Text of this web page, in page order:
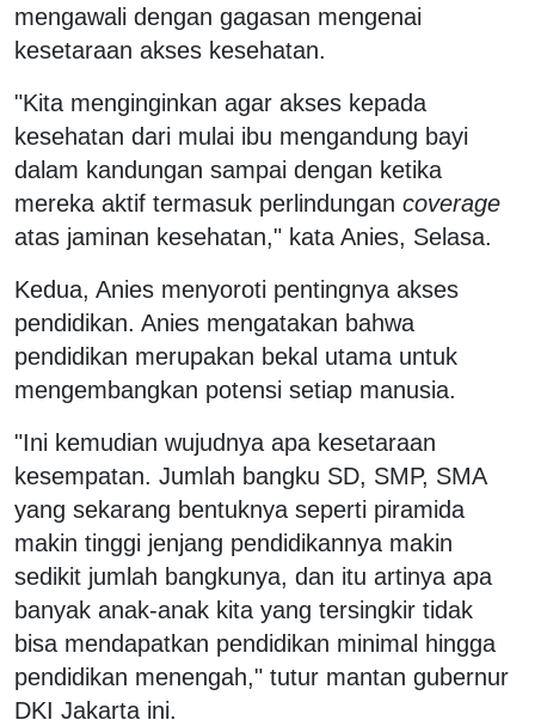
mengawali dengan gagasan mengenai
kesetaraan akses kesehatan.
"Kita menginginkan agar akses kepada
kesehatan dari mulai ibu mengandung bayi
dalam kandungan sampai dengan ketika
mereka aktif termasuk perlindungan coverage
atas jaminan kesehatan," kata Anies, Selasa.
Kedua, Anies menyoroti pentingnya akses
pendidikan. Anies mengatakan bahwa
pendidikan merupakan bekal utama untuk
mengembangkan potensi setiap manusia.
"Ini kemudian wujudnya apa kesetaraan
kesempatan. Jumlah bangku SD, SMP, SMA
yang sekarang bentuknya seperti piramida
makin tinggi jenjang pendidikannya makin
sedikit jumlah bangkunya, dan itu artinya apa
banyak anak-anak kita yang tersingkir tidak
bisa mendapatkan pendidikan minimal hingga
pendidikan menengah," tutur mantan gubernur
DKI Jakarta ini.